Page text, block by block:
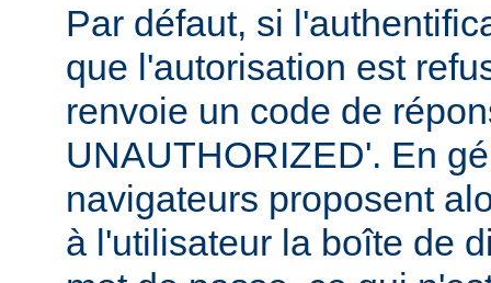
Par défaut, si
que l'autorisation est
renvoie un code de
UNAUTHORIZED'. En
navigateurs proposent
à l'utilisateur la boîte de